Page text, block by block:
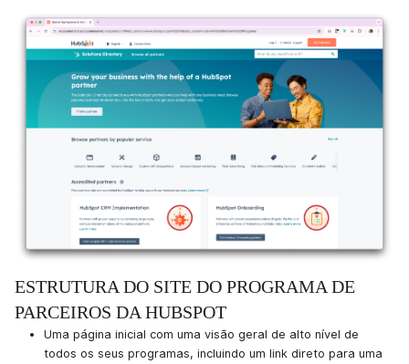
ESTRUTURA DO SITE DO PROGRAMA DE
PARCEIROS DA HUBSPOT
Uma página inicial com uma visão geral de alto nível de
todos os seus programas, incluindo um link direto para uma